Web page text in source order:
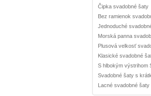
Čipka svadobné šaty
Bez ramienok
Jednoduché
Morská panna
Plusová velkosť
Klasické svadobné
S hlbokým výstrihom
Svadobné šaty s
Lacné svadobné šaty